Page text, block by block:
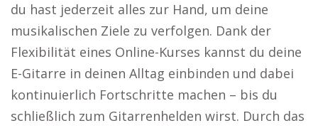
du hast jederzeit alles zur Hand, um deine
musikalischen Ziele zu verfolgen. Dank der
Flexibilität eines Online-Kurses kannst du deine
E-Gitarre in deinen Alltag einbinden und dabei
kontinuierlich Fortschritte machen – bis du
schließlich zum Gitarrenhelden wirst. Durch das